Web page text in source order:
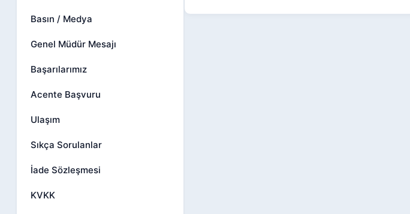
Basın / Medya
Genel Müdür Mesajı
Başarılarımız
Acente Başvuru
Ulaşım
Sıkça Sorulanlar
İade Sözleşmesi
KVKK